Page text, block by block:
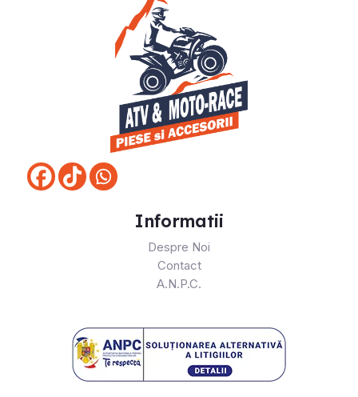
Informatii
Despre Noi
Contact
A.N.P.C.